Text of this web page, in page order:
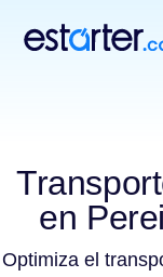
en
Optimiza el